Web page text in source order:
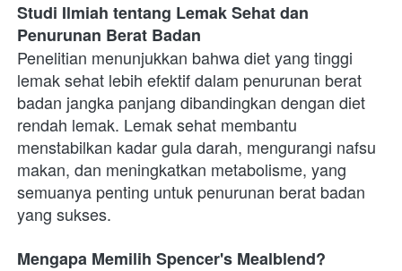
Studi Ilmiah tentang Lemak Sehat dan
Penurunan Berat Badan
Penelitian menunjukkan bahwa diet yang tinggi
lemak sehat lebih efektif dalam penurunan berat
badan jangka panjang dibandingkan dengan diet
rendah lemak. Lemak sehat membantu
menstabilkan kadar gula darah, mengurangi nafsu
makan, dan meningkatkan metabolisme, yang
semuanya penting untuk penurunan berat badan
yang sukses.
Mengapa Memilih Spencer's Mealblend?